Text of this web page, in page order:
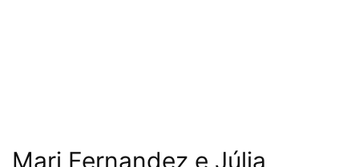
Mari Fernandez e Júlia